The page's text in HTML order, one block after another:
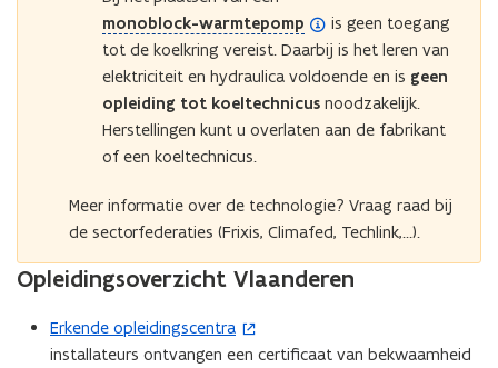
monoblock-warmtepomp
(
o
p
e
n
d
f
i
n
i
i
is geen toegang
tot de koelkring vereist. Daarbij is het leren van
elektriciteit en hydraulica voldoende en is geen
opleiding tot koeltechnicus noodzakelijk.
Herstellingen kunt u overlaten aan de fabrikant
of een koeltechnicus.
Meer informatie over de technologie? Vraag raad bij
de sectorfederaties (Frixis, Climafed, Techlink,…).
Opleidingsoverzicht Vlaanderen
Erkende opleidingscentra
(
o
installateurs ontvangen een certificaat van bekwaamheid